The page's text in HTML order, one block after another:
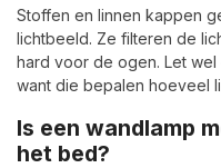
Stoffen en linnen kappen
lichtbeeld. Ze filteren de
hard voor de ogen. Let
want die bepalen hoeveel
Is een wandlamp
het bed?